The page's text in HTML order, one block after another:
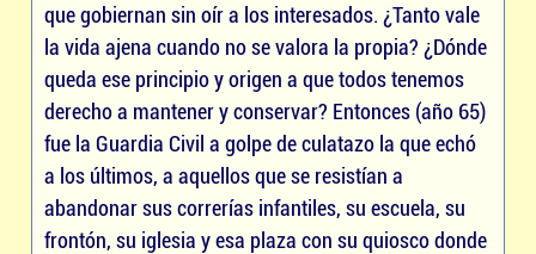
que gobiernan sin oír a los interesados. ¿Tanto vale
la vida ajena cuando no se valora la propia? ¿Dónde
queda ese principio y origen a que todos tenemos
derecho a mantener y conservar? Entonces (año 65)
fue la Guardia Civil a golpe de culatazo la que echó
a los últimos, a aquellos que se resistían a
abandonar sus correrías infantiles, su escuela, su
frontón, su iglesia y esa plaza con su quiosco donde